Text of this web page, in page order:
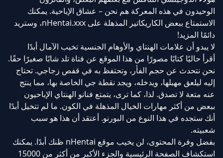
الوحيدون في هذه المعركة هم نحن – عشاق الإباحية. يمكنك
الاستمتاع ببعض الكاريكاتير المذهلة على nHentai.xxx، وستريد
دائمًا المزيد!
لا يبدو أن علامات الهنتاي والأوهام الجنسية تخيب الآمال أبدًا
أقرأ حاليًا كتابًا مصورًا من هذا الموقع عن فتاة تلد شابًا صغيرًا حقًا.
نحن نتحدث عن حجم الفأر، وتحتفظ به في قفص زجاجي. تحتاج
إليه ليلعق مهبلها، ويدخله، ويجد نقطة جي الخاصة بها، مما ينتج
عنه متعة لا تصدق. لذا، كما ترى، يتمتع فنانو الهنتاي الإباحيون
ببعض من أكثر مهارات الخيال المذهلة في الكون. ما لم تتخيل أبدًا
أنك ستجده في هذا النوع من البورنو. أعتقد أن هذا هو سبب
شعبيته.
بفضل وفرة المحتوى، لن يخيب موقع nHentai ظنك أبدًا. يمكنك
استكشاف الصفحة الرئيسية والجزء الأكبر من أكثر من 15000